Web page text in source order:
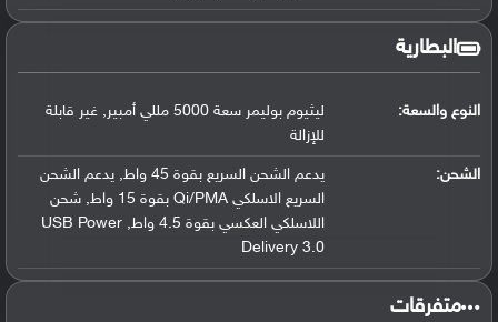
البطارية
النوع والسعة:
ليثيوم بوليمر سعة 5000 مللي أمبير, غير قابلة
للإزالة
الشحن:
يدعم الشحن السريع بقوة 45 واط, يدعم الشحن
السريع الاسلكي Qi/PMA بقوة 15 واط, شحن
اللاسلكي العكسي بقوة 4.5 واط, USB Power
Delivery 3.0
‏متفرقات‏